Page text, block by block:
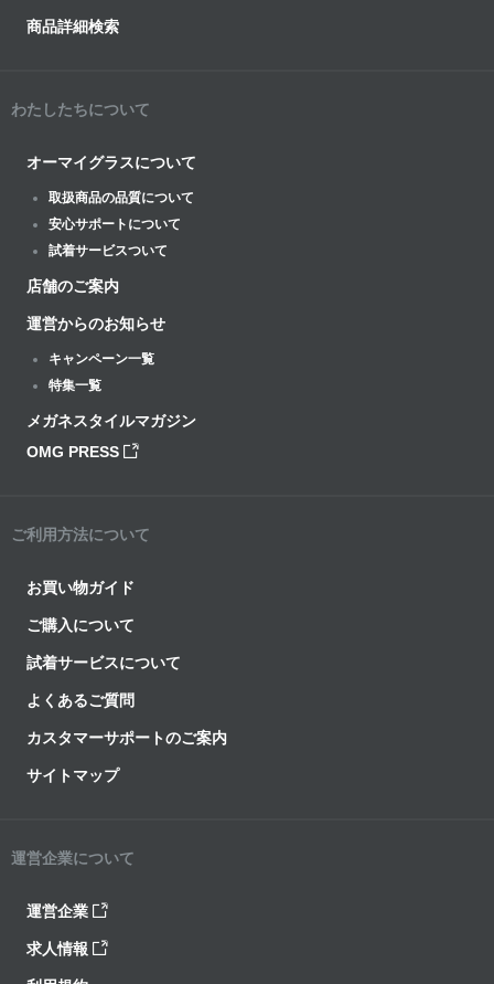
商品詳細検索
わたしたちについて
オーマイグラスについて
取扱商品の品質について
安心サポートについて
試着サービスついて
店舗のご案内
運営からのお知らせ
キャンペーン一覧
特集一覧
メガネスタイルマガジン
OMG PRESS
ご利用方法について
お買い物ガイド
ご購入について
試着サービスについて
よくあるご質問
カスタマーサポートのご案内
サイトマップ
運営企業について
運営企業
求人情報